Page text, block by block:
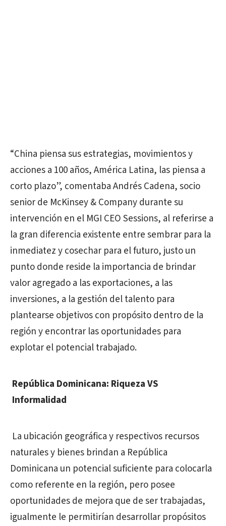
“China piensa sus estrategias, movimientos y
acciones a 100 años, América Latina, las piensa a
corto plazo”, comentaba Andrés Cadena, socio
senior de McKinsey & Company durante su
intervención en el MGI CEO Sessions, al referirse a
la gran diferencia existente entre sembrar para la
inmediatez y cosechar para el futuro, justo un
punto donde reside la importancia de brindar
valor agregado a las exportaciones, a las
inversiones, a la gestión del talento para
plantearse objetivos con propósito dentro de la
región y encontrar las oportunidades para
explotar el potencial trabajado.
República Dominicana: Riqueza VS
Informalidad
La ubicación geográfica y respectivos recursos
naturales y bienes brindan a República
Dominicana un potencial suficiente para colocarla
como referente en la región, pero posee
oportunidades de mejora que de ser trabajadas,
igualmente le permitirían desarrollar propósitos